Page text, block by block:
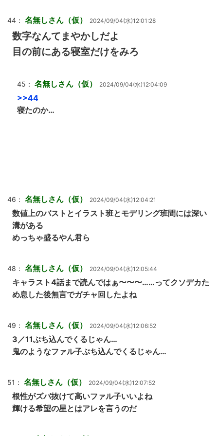
44： 名無しさん（仮） 2024/09/04(水)12:01:28
数字なんてまやかしだよ
目の前にある寝室だけをみろ
45： 名無しさん（仮） 2024/09/04(水)12:04:09
>>44
寝たのか…
46： 名無しさん（仮） 2024/09/04(水)12:04:21
数値上のバストとイラスト班とモデリング班間には深い
溝がある
めっちゃ盛るやん君ら
48： 名無しさん（仮） 2024/09/04(水)12:05:44
キャラスト4話まで読んではぁ〜〜〜……ってクソデカた
め息した後無言でガチャ回したよね
49： 名無しさん（仮） 2024/09/04(水)12:06:52
3／11ぶち込んでくるじゃん…
鬼のようなファル子ぶち込んでくるじゃん…
51： 名無しさん（仮） 2024/09/04(水)12:07:52
根性がズバ抜けて高いファル子いいよね
輝ける希望の星とはアレを言うのだ